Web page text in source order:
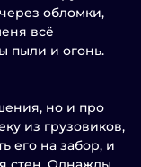
обломки,
всё
пыли и огонь.
но и про
из грузовиков,
его на забор, и